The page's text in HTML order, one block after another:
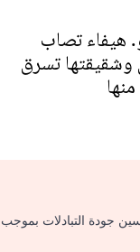
هيفاء تصاب
وشقيقتها تسرق
جودة التبادلات